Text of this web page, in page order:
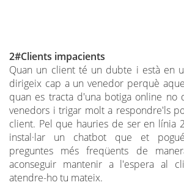
2#Clients impacients
Quan un client té un dubte i està en
dirigeix ​​cap a un venedor perquè
quan es tracta d'una botiga online no
venedors i trigar molt a respondre'ls
client. Pel que hauries de ser en línia
instal·lar un chatbot que et
preguntes més freqüents de
aconseguir mantenir a l'espera al
atendre-ho tu mateix.